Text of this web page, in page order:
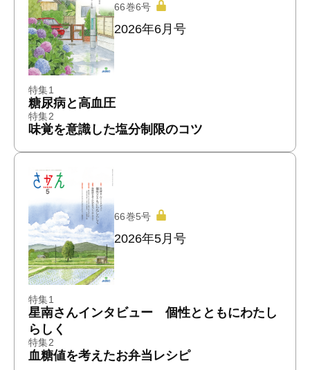
66巻6号
2026年6月号
特集1
糖尿病と高血圧
特集2
味覚を意識した塩分制限のコツ
66巻5号
2026年5月号
特集1
星南さんインタビュー 個性とともにわたし
らしく
特集2
血糖値を考えたお弁当レシピ